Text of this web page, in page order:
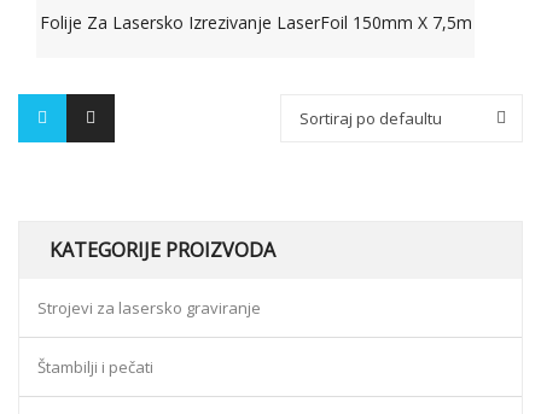
KATEGORIJE PROIZVODA
Strojevi za lasersko graviranje
Štambilji i pečati
Folije Za Lasersko Izrezivanje LaserFoil 150mm X 7,5m
Sortiraj po defaultu